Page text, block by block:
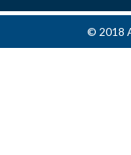
© 2018